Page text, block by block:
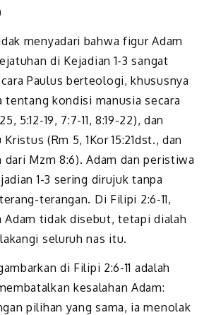
menyadari bahwa figur Adam
di Kejadian 1-3 sangat
Paulus berteologi, khususnya
tentang kondisi manusia secara
5:12-19, 7:7-11, 8:19-22), dan
(Rm 5, 1Kor 15:21dst., dan
Mzm 8:6). Adam dan peristiwa
1-3 sering dirujuk tanpa
terangan. Di Filipi 2:6-11,
Adam tidak disebut, tetapi dialah
seluruh nas itu.
di Filipi 2:6-11 adalah
kesalahan Adam:
pilihan yang sama, ia menolak